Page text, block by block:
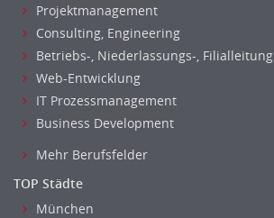
Projektmanagement
Consulting, Engineering
Betriebs-, Niederlassungs-, Filialleitung
Web-Entwicklung
IT Prozessmanagement
Business Development
Mehr Berufsfelder
TOP Städte
München